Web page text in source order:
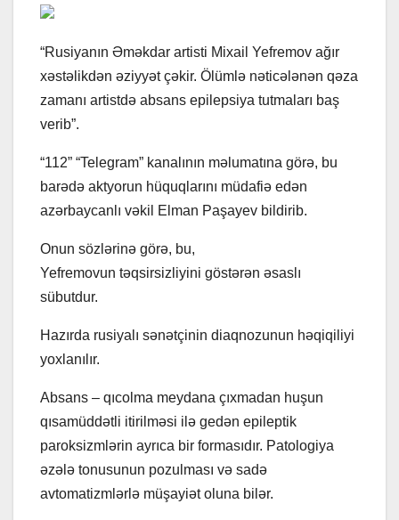
“Rusiyanın Əməkdar artisti Mixail Yefremov ağır
xəstəlikdən əziyyət çəkir. Ölümlə nəticələnən qəza
zamanı artistdə absans epilepsiya tutmaları baş
verib”.
“112” “Telegram” kanalının məlumatına görə, bu
barədə aktyorun hüquqlarını müdafiə edən
azərbaycanlı vəkil Elman Paşayev bildirib.
Onun sözlərinə görə, bu,
Yefremovun təqsirsizliyini göstərən əsaslı
sübutdur.
Hazırda rusiyalı sənətçinin diaqnozunun həqiqiliyi
yoxlanılır.
Absans – qıcolma meydana çıxmadan huşun
qısamüddətli itirilməsi ilə gedən epileptik
paroksizmlərin ayrıca bir formasıdır. Patologiya
əzələ tonusunun pozulması və sadə
avtomatizmlərlə müşayiət oluna bilər.